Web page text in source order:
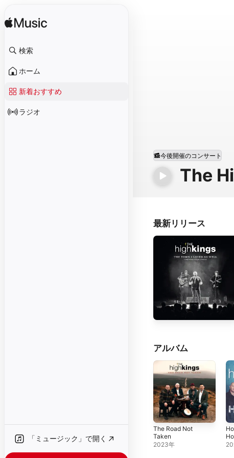
検索
ホーム
新着おすすめ
ラジオ
「ミュージック」で開く
The
今後開催のコンサート
最新リリース
アルバム
The Road Not
Taken
2023年